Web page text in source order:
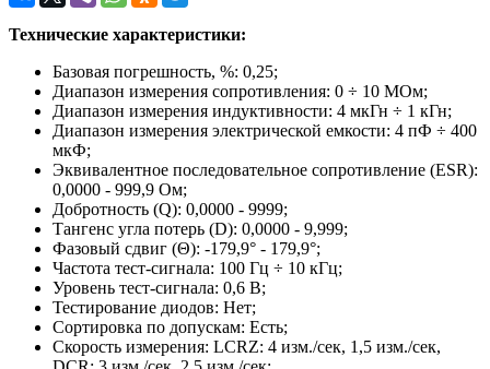
Технические характеристики:
Базовая погрешность, %: 0,25;
Диапазон измерения сопротивления: 0 ÷ 10 МОм;
Диапазон измерения индуктивности: 4 мкГн ÷ 1 кГн;
Диапазон измерения электрической емкости: 4 пФ ÷ 400
мкФ;
Эквивалентное последовательное сопротивление (ESR):
0,0000 - 999,9 Ом;
Добротность (Q): 0,0000 - 9999;
Тангенс угла потерь (D): 0,0000 - 9,999;
Фазовый сдвиг (Θ): -179,9° - 179,9°;
Частота тест-сигнала: 100 Гц ÷ 10 кГц;
Уровень тест-сигнала: 0,6 В;
Тестирование диодов: Нет;
Сортировка по допускам: Есть;
Скорость измерения: LCRZ: 4 изм./сек, 1,5 изм./сек,